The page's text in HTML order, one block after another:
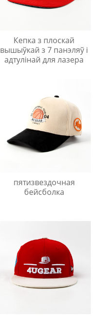
Кепка з плоскай
вышыўкай з 7 панэляў і
адтулінай для лазера
пятизвездочная
бейсболка